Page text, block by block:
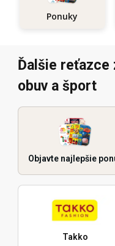
Ponuky
Ďalšie reťazce
obuv a šport
Objavte najlepšie
Takko